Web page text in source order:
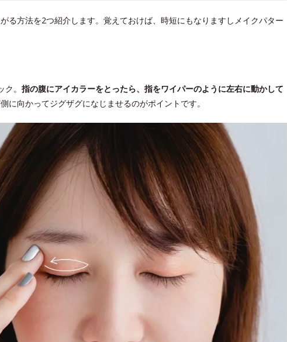
る方法を2つ紹介します。覚えておけば、時短にもなりますしメイクパター
。 指の腹にアイカラーをとったら、指をワイパーのように左右に動かして
に向かってジグザグになじませるのがポイントです。